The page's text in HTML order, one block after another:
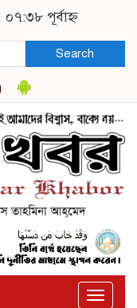
পূর্বাহ্ন
Search
Toggle